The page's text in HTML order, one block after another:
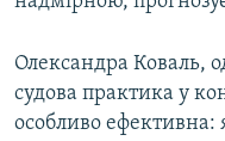
Олександра Коваль,
судова практика у
особливо